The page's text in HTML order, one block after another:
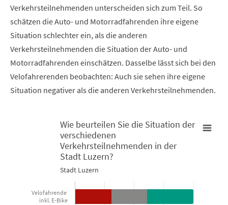
Verkehrsteilnehmenden unterscheiden sich zum Teil. So
schätzen die Auto- und Motorradfahrenden ihre eigene
Situation schlechter ein, als die anderen
Verkehrsteilnehmenden die Situation der Auto- und
Motorradfahrenden einschätzen. Dasselbe lässt sich bei den
Velofahrerenden beobachten: Auch sie sehen ihre eigene
Situation negativer als die anderen Verkehrsteilnehmenden.
Wie beurteilen Sie die Situation der verschiedenen
Bar chart with 3 data series.
Wie beurteilen Sie die Situation der
verschiedenen
Verkehrsteilnehmenden in der
Stadt Luzern?
Stadt Luzern
Velofahrende
inkl. E-Bike